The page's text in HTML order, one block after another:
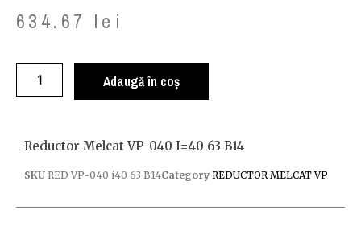
634.67 lei
Adaugă în coș
Reductor Melcat VP-040 I=40 63 B14
SKU RED VP-040 i40 63 B14Category REDUCTOR MELCAT VP